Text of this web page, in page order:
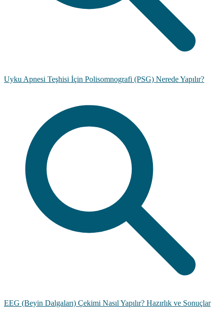
Uyku Apnesi Teşhisi İçin Polisomnografi (PSG) Nerede Yapılır?
EEG (Beyin Dalgaları) Çekimi Nasıl Yapılır? Hazırlık ve Sonuçlar